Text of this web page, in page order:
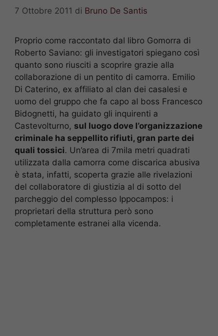
7 Ottobre 2011 di Bruno De Santis
Proprio come raccontato dal libro Gomorra di
Roberto Saviano: gli investigatori spiegano così
quanto sono riusciti a scoprire grazie alla
collaborazione di un pentito di camorra. Emilio
Di Caterino, ex affiliato al clan dei casalesi e
uomo del gruppo che fa capo al boss Francesco
Bidognetti, ha guidato gli inquirenti a
Castevolturno, sul luogo dove l’organizzazione
criminale ha seppellito rifiuti, gran parte dei
quali tossici. Un’area di 7mila metri quadrati
utilizzata dalla camorra come discarica abusiva
è stata, infatti, scoperta grazie alle rivelazioni
del collaboratore di giustizia al di sotto del
parcheggio del complesso Ippocampos: i
proprietari della struttura però sono
completamente estranei alla vicenda.